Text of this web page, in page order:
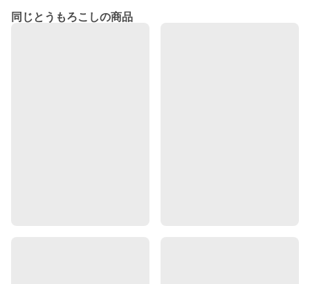
同じとうもろこしの商品